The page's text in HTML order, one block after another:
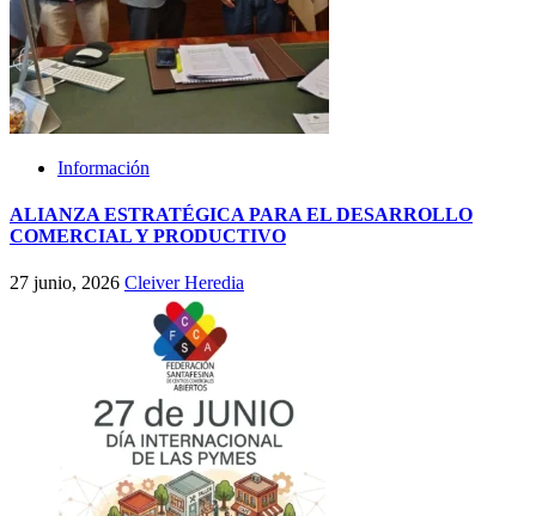
Información
ALIANZA ESTRATÉGICA PARA EL DESARROLLO
COMERCIAL Y PRODUCTIVO
27 junio, 2026 Cleiver Heredia